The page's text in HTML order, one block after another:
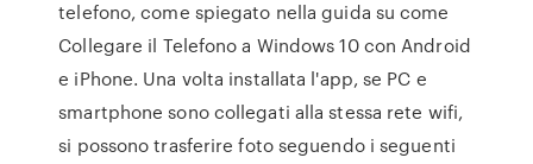
telefono, come spiegato nella guida su come
Collegare il Telefono a Windows 10 con Android
e iPhone. Una volta installata l'app, se PC e
smartphone sono collegati alla stessa rete wifi,
si possono trasferire foto seguendo i seguenti